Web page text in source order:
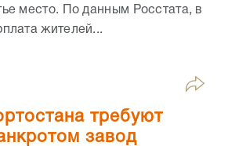
место. По данным Росстата, в
жителей...
требуют
завод